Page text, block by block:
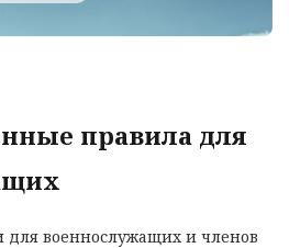
правила для
военнослужащих и членов